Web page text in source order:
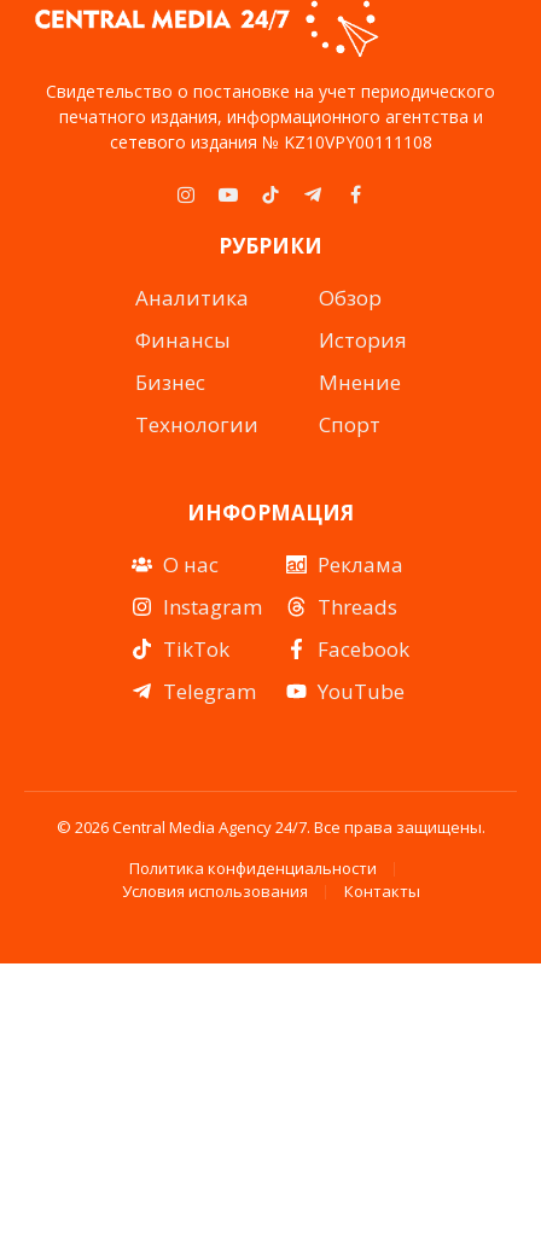
Свидетельство о постановке на учет периодического
печатного издания, информационного агентства и
сетевого издания № KZ10VPY00111108
Instagram
YouTubeTikTokTelegramFacebook
РУБРИКИ
Аналитика
Финансы
Бизнес
Технологии
Обзор
История
Мнение
Спорт
ИНФОРМАЦИЯ
О нас
Instagram
TikTok
Telegram
Реклама
Threads
Facebook
YouTube
© 2026 Central Media Agency 24/7. Все права защищены.
Политика конфиденциальности
Условия использования
Контакты